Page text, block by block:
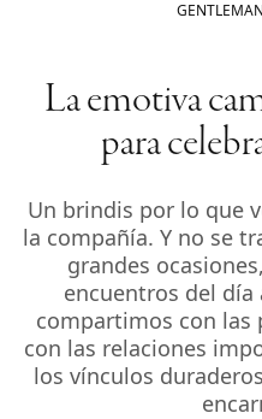
GENTLEMAN
La emotiva
para
Un brindis por lo que
la compañía. Y no se
grandes
encuentros del
compartimos con las
con las relaciones
los vínculos